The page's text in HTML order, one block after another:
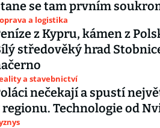
se tam prvním
a logistika
z Kypru, kámen z
středověký hrad
a stavebnictví
nečekají a spustí
regionu. Technologie od